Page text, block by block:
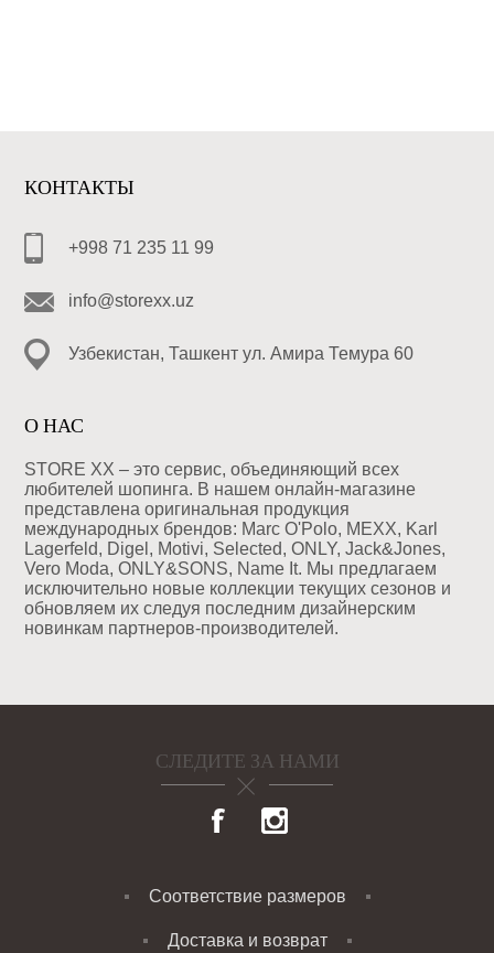
КОНТАКТЫ
+998 71 235 11 99
info@storexx.uz
Узбекистан, Ташкент ул. Амира Темура 60
О НАС
STORE XX – это сервис, объединяющий всех
любителей шопинга. В нашем онлайн-магазине
представлена оригинальная продукция
международных брендов: Marc O'Polo, MEXX, Karl
Lagerfeld, Digel, Motivi, Selected, ONLY, Jack&Jones,
Vero Moda, ONLY&SONS, Name It. Мы предлагаем
исключительно новые коллекции текущих сезонов и
обновляем их следуя последним дизайнерским
новинкам партнеров-производителей.
СЛЕДИТЕ ЗА НАМИ
Соответствие размеров
Доставка и возврат